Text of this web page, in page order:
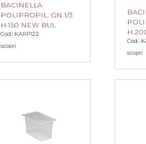
BACINELLA
POLIPROPIL. GN 1/3
H.150 NEW BUL
Cod.: KARP122
scopri
Cod.:
scopri